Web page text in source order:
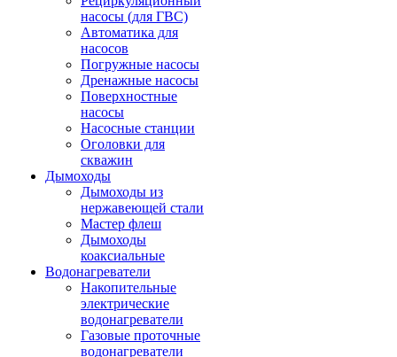
насосы (для ГВС)
Автоматика для
насосов
Погружные насосы
Дренажные насосы
Поверхностные
насосы
Насосные станции
Оголовки для
скважин
Дымоходы
Дымоходы из
нержавеющей стали
Мастер флеш
Дымоходы
коаксиальные
Водонагреватели
Накопительные
электрические
водонагреватели
Газовые проточные
водонагреватели